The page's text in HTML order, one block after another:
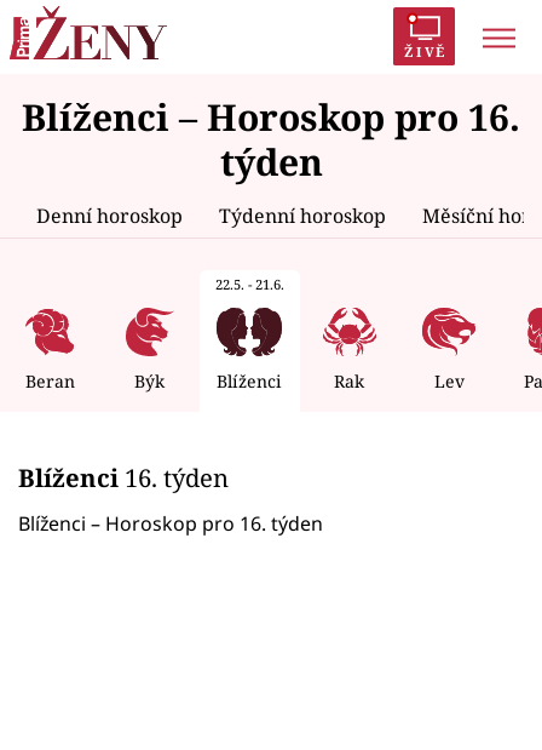
ŽIVĚ
Trendy: Polabí Inspekce Prostřeno!
AYTO?
Proměny
Témata
Celebrity
Seriály
Blíženci – Horoskop pro 16.
týden
Denní horoskop Týdenní horoskop Měsíční
Beran Býk
22.5. - 21.6.
Blíženci Rak Lev
Blíženci 16. týden
Blíženci – Horoskop pro 16. týden